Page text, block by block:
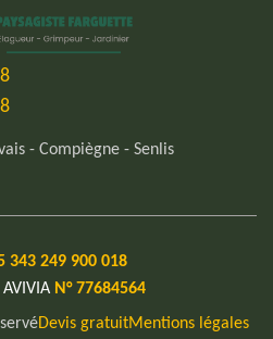
- Compiègne - Senlis
343 249 900 018
AVIVIA N° 77684564
Devis gratuitMentions légales